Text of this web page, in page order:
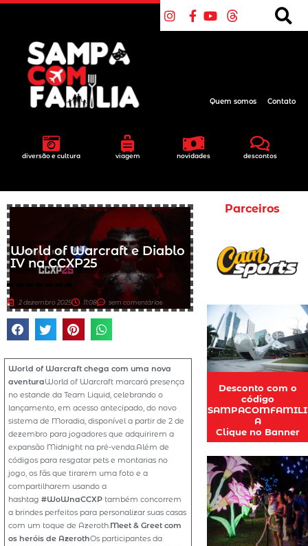
diversão e cultura viagem novidades descontos
Quem somos Contato
World of Warcraft e Diablo
IV na CCXP25
2 dezembro 2025 11:08 sem comentários
World of Warcraft chega com uma nova
aventuraWorld of Warcraft marcará presença
no estande da Team Liquid, celebrando o
lançamento, em acesso antecipado, do novo
sistema de Moradia, disponível a partir de 2 de
dezembro para jogadores que adquirirem a
expansão Midnight na pré-venda.Além de
códigos para resgatar pets e montarias no
jogo, os fãs que tirarem uma foto e a
compartilharem usando a
hashtag#WoWnaCCXP também concorrem
a brindes perfeitos para personalizar suas casas
com um toque de Azeroth.Meet & Greet com
os heróis de AzerothOs participantes da
Parceiros
Desconto com o
código
SAMPACOMFAMILI
A
Clique no Banner